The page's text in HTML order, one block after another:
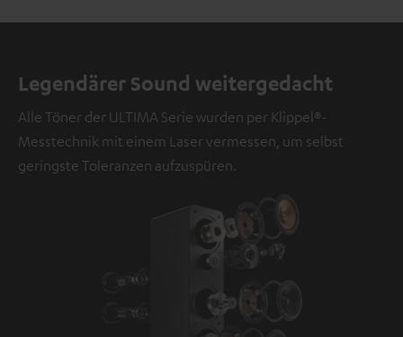
Legendärer Sound weitergedacht
Alle Töner der ULTIMA Serie wurden per Klippel®-
Messtechnik mit einem Laser vermessen, um selbst
geringste Toleranzen aufzuspüren.